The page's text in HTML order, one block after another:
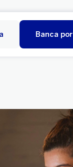
Banca